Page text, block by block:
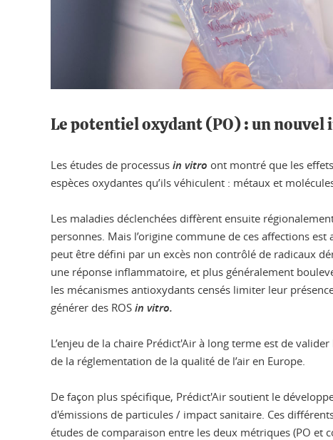
Le potentiel oxydant (PO) : un nouvel
Les études de processus in vitro ont montré que les
espèces oxydantes qu’ils véhiculent : métaux et
Les maladies déclenchées diffèrent ensuite
personnes. Mais l’origine commune de ces affections
peut être défini par un excès non contrôlé de radicaux
une réponse inflammatoire, et plus généralement
les mécanismes antioxydants censés limiter leur
générer des ROS in vitro.
L’enjeu de la chaire Prédict'Air à long terme est de
de la réglementation de la qualité de l’air en Europe.
De façon plus spécifique, Prédict'Air soutient le
d'émissions de particules / impact sanitaire. Ces
études de comparaison entre les deux métriques (PO